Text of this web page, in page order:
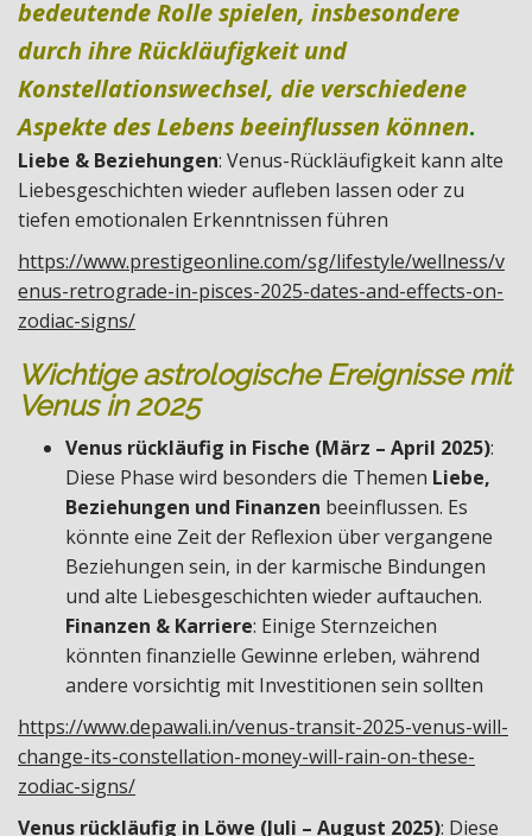
bedeutende Rolle spielen, insbesondere
durch ihre Rückläufigkeit und
Konstellationswechsel, die verschiedene
Aspekte des Lebens beeinflussen können.
Liebe & Beziehungen: Venus-Rückläufigkeit kann alte
Liebesgeschichten wieder aufleben lassen oder zu
tiefen emotionalen Erkenntnissen führen
https://www.prestigeonline.com/sg/lifestyle/wellness/v
enus-retrograde-in-pisces-2025-dates-and-effects-on-
zodiac-signs/
Wichtige astrologische Ereignisse mit
Venus in 2025
Venus rückläufig in Fische (März – April 2025):
Diese Phase wird besonders die Themen Liebe,
Beziehungen und Finanzen beeinflussen. Es
könnte eine Zeit der Reflexion über vergangene
Beziehungen sein, in der karmische Bindungen
und alte Liebesgeschichten wieder auftauchen.
Finanzen & Karriere: Einige Sternzeichen
könnten finanzielle Gewinne erleben, während
andere vorsichtig mit Investitionen sein sollten
https://www.depawali.in/venus-transit-2025-venus-will-
change-its-constellation-money-will-rain-on-these-
zodiac-signs/
Venus rückläufig in Löwe (Juli – August 2025): Diese